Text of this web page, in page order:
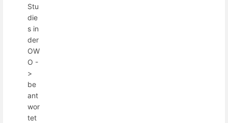
Stu
die
s in
der
OW
O -
>
be
ant
wor
tet